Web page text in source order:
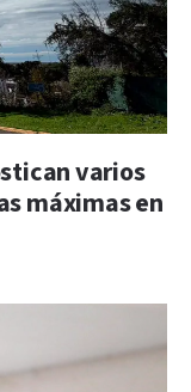
varios
máximas en